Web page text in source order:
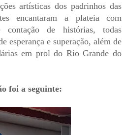
artísticas dos padrinhos das
encantaram a plateia com
contação de histórias, todas
esperança e superação, além de
em prol do Rio Grande do
foi a seguinte: